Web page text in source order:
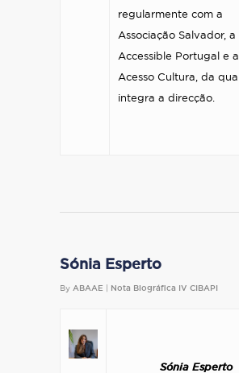
regularmente com a
Associação Salvador, a
Accessible Portugal e a
Acesso Cultura, da qual
integra a direcção.
Sónia Esperto
By ABAAE Nota Biográfica IV CIBAPI
Sónia Esperto